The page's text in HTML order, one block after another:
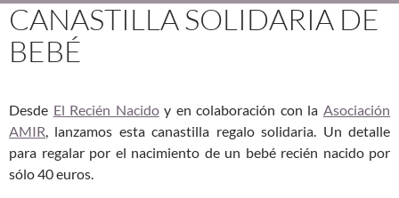
CANASTILLA SOLIDARIA DE
BEBÉ
Desde El Recién Nacidoy en colaboración con laAsociación
AMIR, lanzamos esta canastilla regalo solidaria. Un detalle
para regalar por el nacimiento de un bebé recién nacido por
sólo 40 euros.